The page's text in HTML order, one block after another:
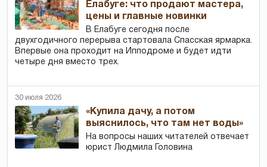
Елабуге: что продают мастера,
цены и главные новинки
В Елабуге сегодня после
двухгодичного перерыва стартовала Спасская ярмарка.
Впервые она проходит на Ипподроме и будет идти
четыре дня вместо трех.
30 июля 2026
«Купила дачу, а потом
выяснилось, что там нет воды»
На вопросы наших читателей отвечает
юрист Людмила Головина